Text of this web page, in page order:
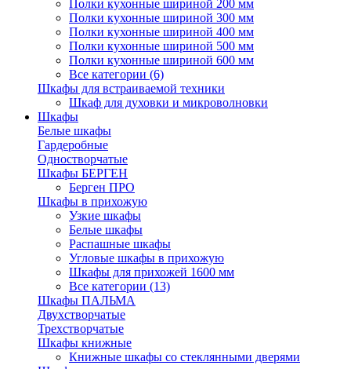
Полки кухонные шириной 200 мм
Полки кухонные шириной 300 мм
Полки кухонные шириной 400 мм
Полки кухонные шириной 500 мм
Полки кухонные шириной 600 мм
Все категории (6)
Шкафы для встраиваемой техники
Шкаф для духовки и микроволновки
Шкафы
Белые шкафы
Гардеробные
Одностворчатые
Шкафы БЕРГЕН
Берген ПРО
Шкафы в прихожую
Узкие шкафы
Белые шкафы
Распашные шкафы
Угловые шкафы в прихожую
Шкафы для прихожей 1600 мм
Все категории (13)
Шкафы ПАЛЬМА
Двухстворчатые
Трехстворчатые
Шкафы книжные
Книжные шкафы со стеклянными дверями